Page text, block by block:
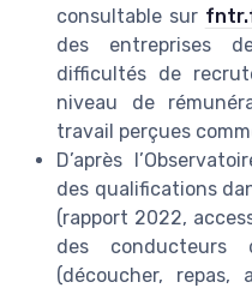
consultable sur
des entreprises
difficultés de
niveau de
travail perçues
D’après
des qualifications
(rapport 2022,
des conducteurs
(découcher, repas,